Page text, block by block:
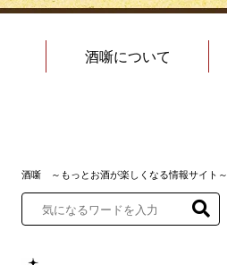
酒噺について
酒噺 ～もっとお酒が楽しくなる情報サイト～